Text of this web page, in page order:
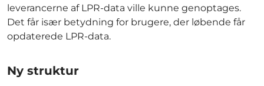
leverancerne af LPR-data ville kunne genoptages.
Det får især betydning for brugere, der løbende får
opdaterede LPR-data.
Ny struktur